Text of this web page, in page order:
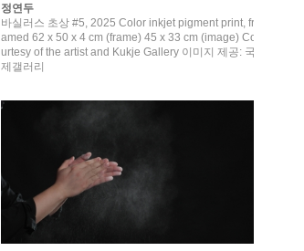
정연두
바실러스 초상 #5, 2025 Color inkjet pigment print, fr
amed 62 x 50 x 4 cm (frame) 45 x 33 cm (image) Co
urtesy of the artist and Kukje Gallery 이미지 제공: 국
제갤러리